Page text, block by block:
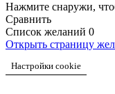
Нажмите снаружи,
Сравнить
Список желаний 0
Открыть страницу
Настройки cookie